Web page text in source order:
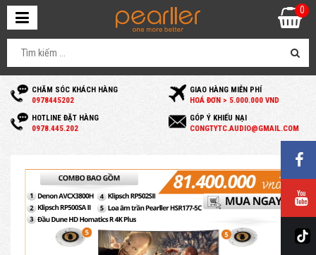
CHĂM SÓC KHÁCH HÀNG
0978445202
GIAO HÀNG MIỄN PHÍ
HOÁ ĐƠN > 5.000.000 VND
HOTLINE ĐẶT HÀNG
0978.445.202
GÓP Ý KHIẾU NẠI
CONGTYTC.AUDIO@GMAIL.COM
0